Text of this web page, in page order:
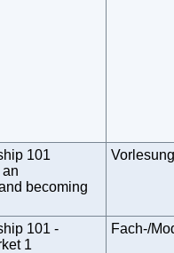
101
becoming
101 -
1
Fach-/